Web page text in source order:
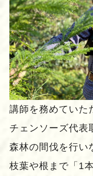
講師を務めていた
チェンソーズ代表
森林の間伐を行い
枝葉や根まで「1